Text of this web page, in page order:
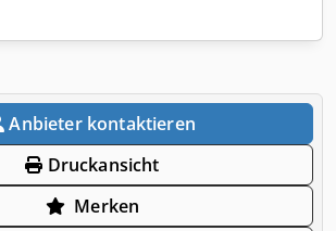
Anbieter kontaktieren
Druckansicht
Merken